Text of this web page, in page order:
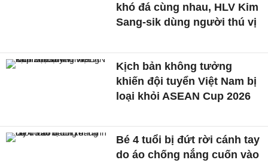
khó đá cùng nhau, HLV Kim
Sang-sik dùng người thú vị
Kịch bản không tưởng
khiến đội tuyển Việt Nam bị
loại khỏi ASEAN Cup 2026
Bé 4 tuổi bị đứt rời cánh tay
do áo chống nắng cuốn vào